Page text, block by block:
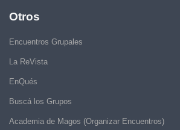
Otros
Encuentros Grupales
La ReVista
EnQués
Buscá los Grupos
Academia de Magos (Organizar Encuentros)